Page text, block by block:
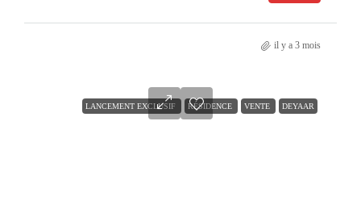
il y a 3 mois
LANCEMENT EXCLUSIF RÉSIDENCE VENTE DEYAAR